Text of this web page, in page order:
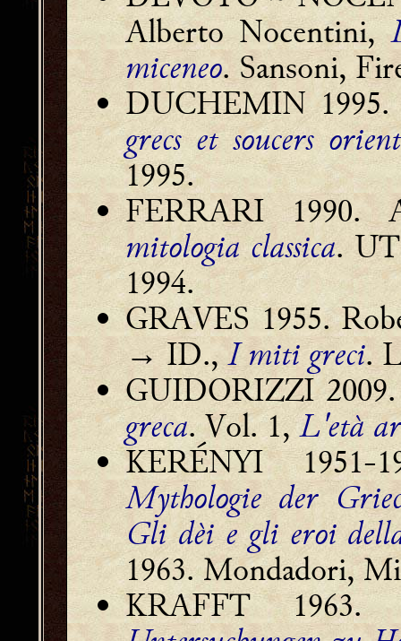
Alberto Nocentini,
miceneo. Sansoni,
DUCHEMIN 1995.
grecs et soucers
1995.
FERRARI 1990.
mitologia classica.
1994.
GRAVES 1955.
→ID.,I miti greci.
GUIDORIZZI
greca. Vol. 1,L'età
KERÉNYI 1951-
Mythologie der
Gli dèi e gli eroi
1963. Mondadori,
KRAFFT